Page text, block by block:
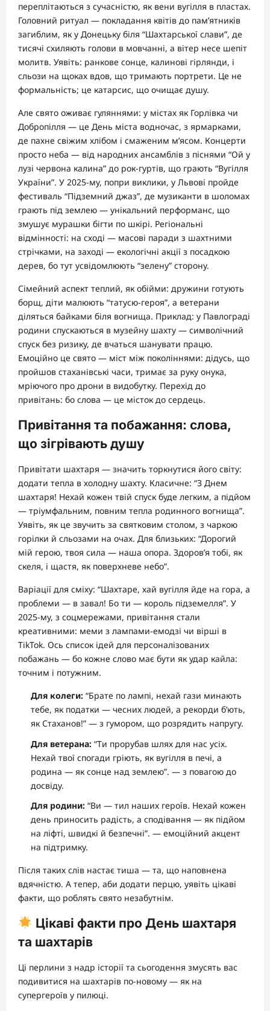
переплітаються з сучасністю, як вени вугілля в пластах.
Головний ритуал — покладання квітів до пам’ятників
загиблим, як у Донецьку біля “Шахтарської слави”, де
тисячі схиляють голови в мовчанні, а вітер несе шепіт
молитв. Уявіть: ранкове сонце, калинові гірлянди, і
сльози на щоках вдов, що тримають портрети. Це не
формальність; це катарсис, що очищає душу.
Але свято оживає гуляннями: у містах як Горлівка чи
Добропілля — це День міста водночас, з ярмарками,
де пахне свіжим хлібом і смаженим м’ясом. Концерти
просто неба — від народних ансамблів з піснями “Ой у
лузі червона калина” до рок-гуртів, що грають “Вугілля
України”. У 2025-му, попри виклики, у Львові пройде
фестиваль “Підземний джаз”, де музиканти в шоломах
грають під землею — унікальний перформанс, що
змушує мурашки бігти по шкірі. Регіональні
відмінності: на сході — масові паради з шахтними
стрічками, на заході — екологічні акції з посадкою
дерев, бо тут усвідомлюють “зелену” сторону.
Сімейний аспект теплий, як обійми: дружини готують
борщ, діти малюють “татусю-героя”, а ветерани
діляться байками біля вогнища. Приклад: у Павлограді
родини спускаються в музейну шахту — символічний
спуск без ризику, де вчаться шанувати працю.
Емоційно це свято — міст між поколіннями: дідусь, що
пройшов стаханівські часи, тримає за руку онука,
мріючого про дрони в видобутку. Перехід до
привітань: бо слова — це місток до сердець.
Привітання та побажання: слова,
що зігрівають душу
Привітати шахтаря — значить торкнутися його світу:
додати тепла в холодну шахту. Класичне: “З Днем
шахтаря! Нехай кожен твій спуск буде легким, а підйом
— тріумфальним, повним тепла родинного вогнища”.
Уявіть, як це звучить за святковим столом, з чаркою
горілки й сльозами на очах. Для близьких: “Дорогий
мій герою, твоя сила — наша опора. Здоров’я тобі, як
скеля, і щастя, як поверхневе небо”.
Варіації для сміху: “Шахтаре, хай вугілля йде на гора, а
проблеми — в завал! Бо ти — король підземелля”. У
2025-му, з соцмережами, привітання стали
креативними: меми з лампами-емодзі чи вірші в
TikTok. Ось список ідей для персоналізованих
побажань — бо кожне слово має бути як удар кайла:
точним і потужним.
Для колеги: “Брате по лампі, нехай гази минають
тебе, як податки — чесних людей, а рекорди б’ють,
як Стаханов!” — з гумором, що розрядить напругу.
Для ветерана: “Ти прорубав шлях для нас усіх.
Нехай твої спогади гріють, як вугілля в печі, а
родина — як сонце над землею”. — з повагою до
досвіду.
Для родини: “Ви — тил наших героїв. Нехай кожен
день приносить радість, а сподівання — як підйом
на ліфті, швидкі й безпечні”. — емоційний акцент
на підтримку.
Після таких слів настає тиша — та, що наповнена
вдячністю. А тепер, аби додати перцю, уявіть цікаві
факти, що роблять свято незабутнім.
Цікаві факти про День шахтаря
та шахтарів
Ці перлини з надр історії та сьогодення змусять вас
подивитися на шахтарів по-новому — як на
супергероїв у пилюці.